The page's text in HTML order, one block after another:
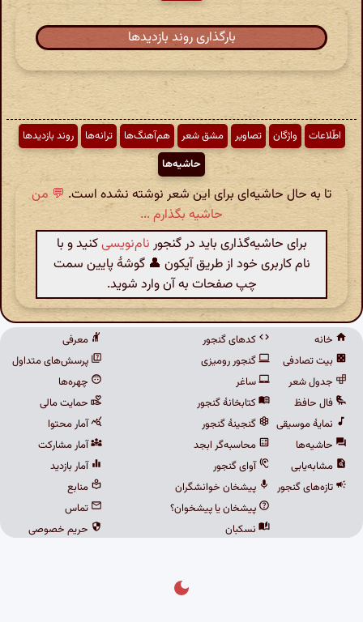
بارگذاری روند بازدیدها
اطّلاعات واژگان تصاویر مشق شعر هم‌آهنگ‌ها ترانه‌ها
روند بازدیدها
حاشیه‌ها
تا به حال حاشیه‌ای برای این شعر نوشته نشده است. 💬 من
حاشیه بگذارم ...
برای حاشیه‌گذاری باید در گنجور نام‌نویسیکنید و با
نام کاربری خود از طریق آیکون 👤 گوشهٔ پایین سمت
چپ صفحات به آن وارد شوید.
خانه
بیت تصادفی
جدول شعر
فال حافظ
نمایهٔ موسیقی
حاشیه‌ها
مشابه‌یابی
تازه‌های گنجور
کدهای گنجور
گنجور رومیزی
ساغر
کتابخانهٔ گنجور
گنجینهٔ گنجور
محاسبه‌گر ابجد
آوای گنجور
پیشخان خوانشگران
پیشخان یا پیشخوان؟
نسکبان
معرفی
پرسش‌های متداول
چهره‌ها
حمایت مالی
آمار محتوا
آمار مشارکت
آمار بازدید
منابع
تماس
حریم خصوصی